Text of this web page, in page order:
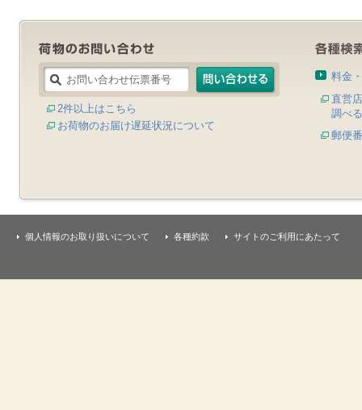
2件以上はこちら
お荷物のお届け遅延状況について
料金
直営
調べる
郵便
個人情報のお取り扱いについて 各種約款 サイトのご利用にあたって